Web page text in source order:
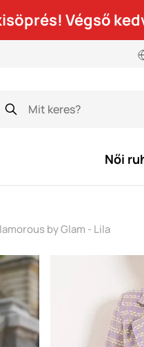
Végső
Női
by Glam - Lila